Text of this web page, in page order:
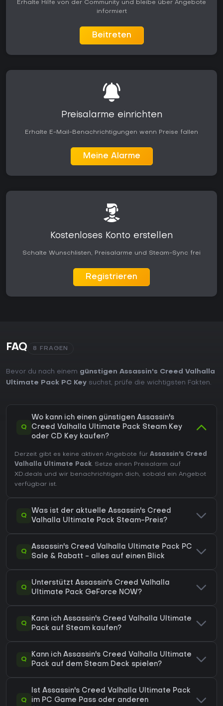
Erhalte Hilfe von der Community und bleibe über Angebote
informiert
Beitreten
Preisalarme einrichten
Erhalte E-Mail-Benachrichtigungen wenn Preise fallen
Meine Alarme
Kostenloses Konto erstellen
Schalte Wunschlisten, Preisalarme und Steam-Sync frei
Registrieren
FAQ 8 FRAGEN
Bevor du nach einem günstigen Assassin's Creed Valhalla
Ultimate Pack PC Key suchst, prüfe die wichtigsten Fakten.
Q
Wo kann ich einen günstigen Assassin's
Creed Valhalla Ultimate Pack Steam Key
oder CD Key kaufen?
Derzeit gibt es keine aktiven Angebote für Assassin's Creed
Valhalla Ultimate Pack. Setze einen Preisalarm auf
XD.deals und wir benachrichtigen dich, sobald ein Angebot
verfügbar ist.
Q
Was ist der aktuelle Assassin's Creed
Valhalla Ultimate Pack Steam-Preis?
Q
Assassin's Creed Valhalla Ultimate Pack PC
Sale & Rabatt - alles auf einen Blick
Q
Unterstützt Assassin's Creed Valhalla
Ultimate Pack GeForce NOW?
Q
Kann ich Assassin's Creed Valhalla Ultimate
Pack auf Steam kaufen?
Q
Kann ich Assassin's Creed Valhalla Ultimate
Pack auf dem Steam Deck spielen?
Q
Ist Assassin's Creed Valhalla Ultimate Pack
im PC Game Pass oder anderen